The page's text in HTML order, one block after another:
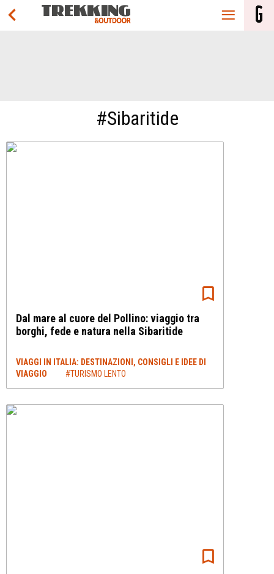
#Sibaritide
Dal mare al cuore del Pollino: viaggio tra
borghi, fede e natura nella Sibaritide
VIAGGI IN ITALIA: DESTINAZIONI, CONSIGLI E IDEE DI
VIAGGIO
#TURISMO LENTO